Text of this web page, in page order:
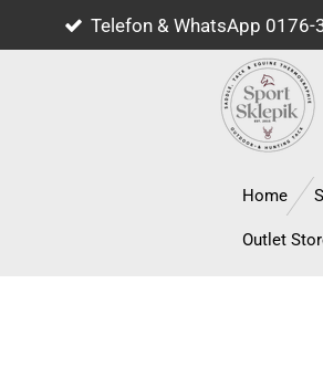
Hauptinhalt
Telefon & WhatsApp 0176-
Home
Outlet